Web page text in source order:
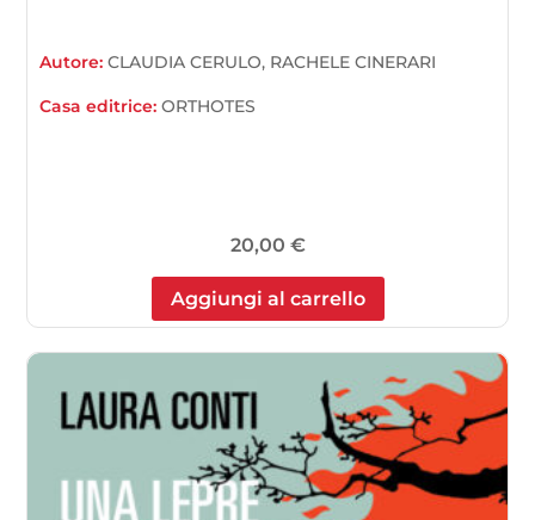
Autore:CLAUDIA CERULO, RACHELE CINERARI
Casa editrice:ORTHOTES
20,00 €
Aggiungi al carrello